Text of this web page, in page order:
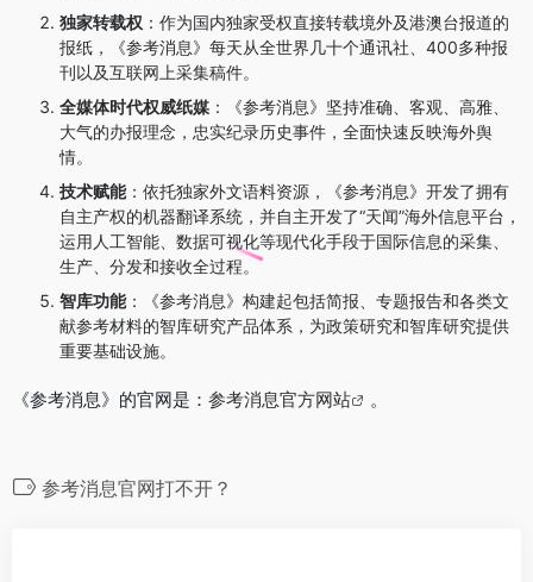
独家转载权 ：作为国内独家受权直接转载境外及港澳台报道的
报纸，《参考消息》每天从全世界几十个通讯社、400多种报
刊以及互联网上采集稿件。
全媒体时代权威纸媒 ：《参考消息》坚持准确、客观、高雅、
大气的办报理念，忠实纪录历史事件，全面快速反映海外舆
情。
技术赋能：依托独家外文语料资源，《参考消息》开发了拥有
自主产权的机器翻译系统，并自主开发了“天闻”海外信息平台，
运用人工智能、数据可视化等现代化手段于国际信息的采集、
生产、分发和接收全过程。
智库功能：《参考消息》构建起包括简报、专题报告和各类文
献参考材料的智库研究产品体系，为政策研究和智库研究提供
重要基础设施。
《参考消息》的官网是： 参考消息官方网站 。
参考消息官网打不开？